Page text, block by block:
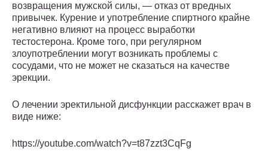
возвращения мужской силы, — отказ от вредных
привычек. Курение и употребление спиртного крайне
негативно влияют на процесс выработки
тестостерона. Кроме того, при регулярном
злоупотреблении могут возникать проблемы с
сосудами, что не может не сказаться на качестве
эрекции.
О лечении эректильной дисфункции расскажет врач в
виде ниже:
https://youtube.com/watch?v=t87zzt3CqFg